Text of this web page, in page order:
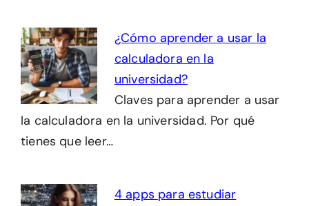
¿Cómo aprender a usar la
calculadora en la
universidad?
Claves para aprender a usar
la calculadora en la universidad. Por qué
tienes que leer…
4 apps para estudiar